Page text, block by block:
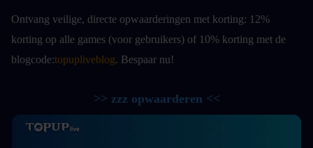
Ontvang veilige, directe opwaarderingen met korting: 12%
korting op alle games (voor gebruikers) of 10% korting met de
blogcode:topupliveblog. Bespaar nu!
>> zzz opwaarderen <<